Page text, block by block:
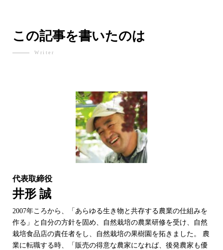
この記事を書いたのは
Writer
代表取締役
井形 誠
2007年ころから、「あらゆる生き物と共存する農業の仕組みを
作る」と自分の方針を固め、自然栽培の農業研修を受け、自然
栽培食品店の責任者をし、自然栽培の果樹園を拓きました。 農
業に転職する時、「販売の得意な農家になれば、後発農家も優